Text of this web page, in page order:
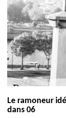
Le ramoneur
dans 06